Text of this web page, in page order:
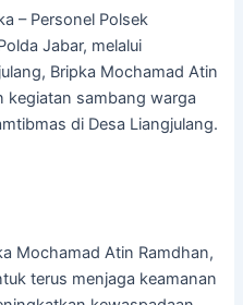
– Personel Polsek
Jabar, melalui
Bripka Mochamad Atin
kegiatan sambang warga
di Desa Liangjulang.
Mochamad Atin Ramdhan,
terus menjaga keamanan